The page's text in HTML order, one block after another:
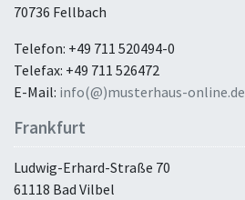
70736 Fellbach
Telefon: +49 711 520494-0
Telefax: +49 711 526472
E-Mail: info(@)musterhaus-online.de
Frankfurt
Ludwig-Erhard-Straße 70
61118 Bad Vilbel